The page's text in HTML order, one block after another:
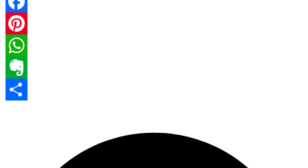
Facebook
Pinterest
WhatsApp
Evernote